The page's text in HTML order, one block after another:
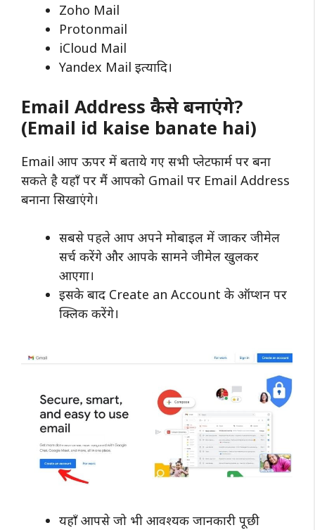
Zoho Mail
Protonmail
iCloud Mail
Yandex Mail इत्यादि।
Email Address कैसे बनाएंगे?
(Email id kaise banate hai)
Email आप ऊपर में बताये गए सभी प्लेटफार्म पर बना
सकते है यहाँ पर मैं आपको Gmail पर Email Address
बनाना सिखाएंगे।
सबसे पहले आप अपने मोबाइल में जाकर जीमेल
सर्च करेंगे और आपके सामने जीमेल खुलकर
आएगा।
इसके बाद Create an Account के ऑप्शन पर
क्लिक करेंगे।
यहाँ आपसे जो भी आवश्यक जानकारी पूछी